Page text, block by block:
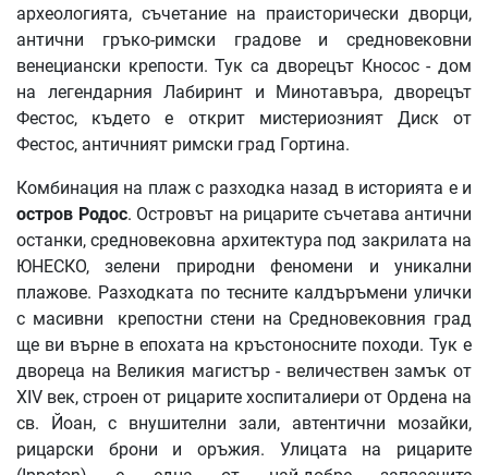
археологията, съчетание на праисторически дворци,
антични гръко-римски градове и средновековни
венециански крепости. Тук са дворецът Кносос - дом
на легендарния Лабиринт и Минотавъра, дворецът
Фестос, където е открит мистериозният Диск от
Фестос, античният римски град Гортина.
Комбинация на плаж с разходка назад в историята е и
остров Родос. Островът на рицарите съчетава антични
останки, средновековна архитектура под закрилата на
ЮНЕСКО, зелени природни феномени и уникални
плажове. Разходката по тесните калдъръмени улички
с масивни крепостни стени на Средновековния град
ще ви върне в епохата на кръстоносните походи. Тук е
двореца на Великия магистър - величествен замък от
XIV век, строен от рицарите хоспиталиери от Ордена на
св. Йоан, с внушителни зали, автентични мозайки,
рицарски брони и оръжия. Улицата на рицарите